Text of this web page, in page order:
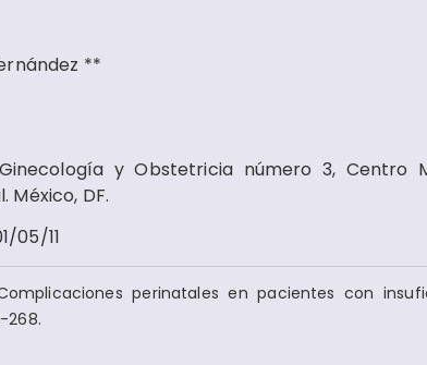
**
y Obstetricia número 3, Centro
México, DF.
05/11
perinatales en pacientes con
268.